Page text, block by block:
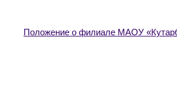
Положение о филиале МАОУ